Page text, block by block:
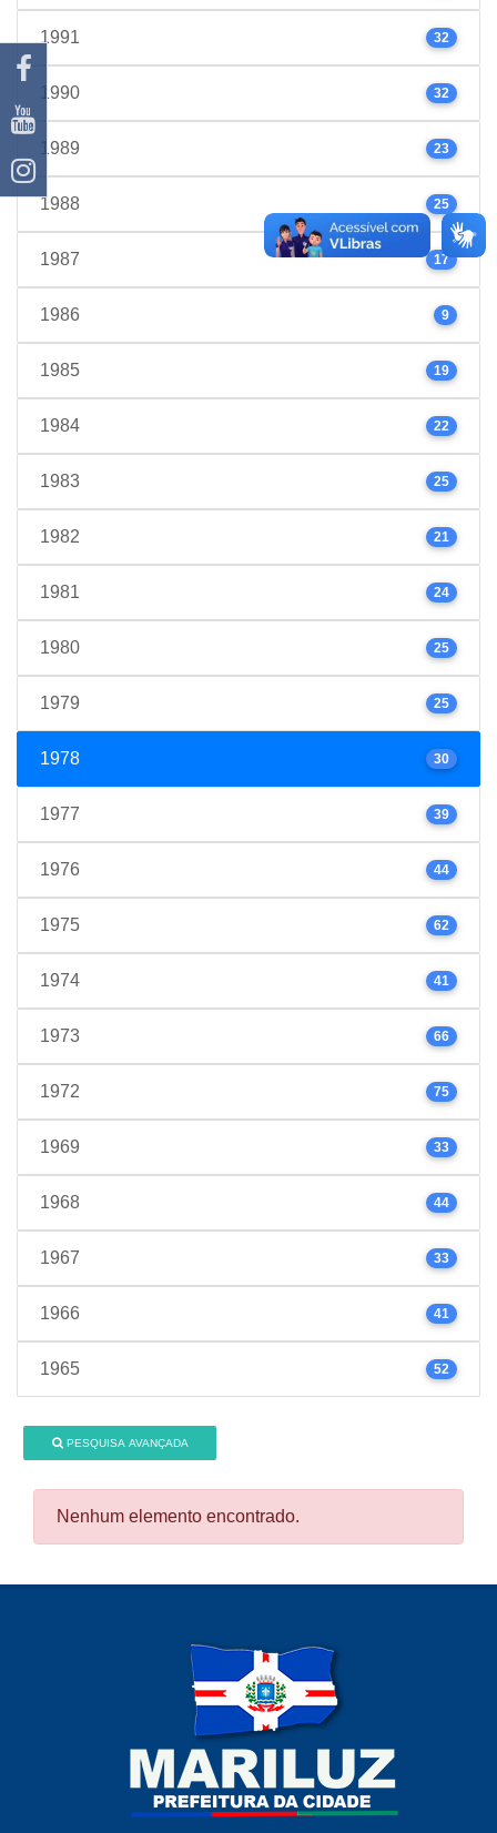
1991 32
1990 32
1989 23
1988 25
1987 17
1986 9
1985 19
1984 22
1983 25
1982 21
1981 24
1980 25
1979 25
1978 30
1977 39
1976 44
1975 62
1974 41
1973 66
1972 75
1969 33
1968 44
1967 33
1966 41
1965 52
PESQUISA AVANÇADA
Nenhum elemento encontrado.